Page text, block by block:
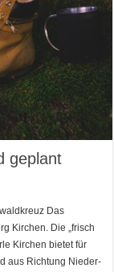
geplant
Das
Kir­chen. Die „frisch
Kir­chen bie­tet für
aus Rich­tung Nie­der­